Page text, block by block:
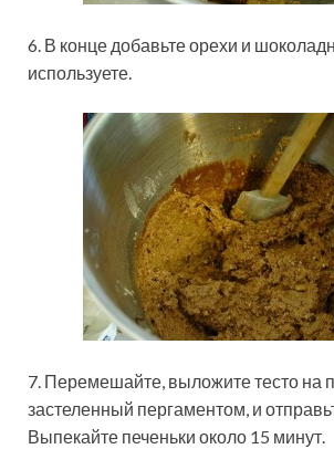
6. В конце добавьте орехи и
используете.
7. Перемешайте, выложите тесто на
застеленный пергаментом, и
Выпекайте печеньки около 15 минут.